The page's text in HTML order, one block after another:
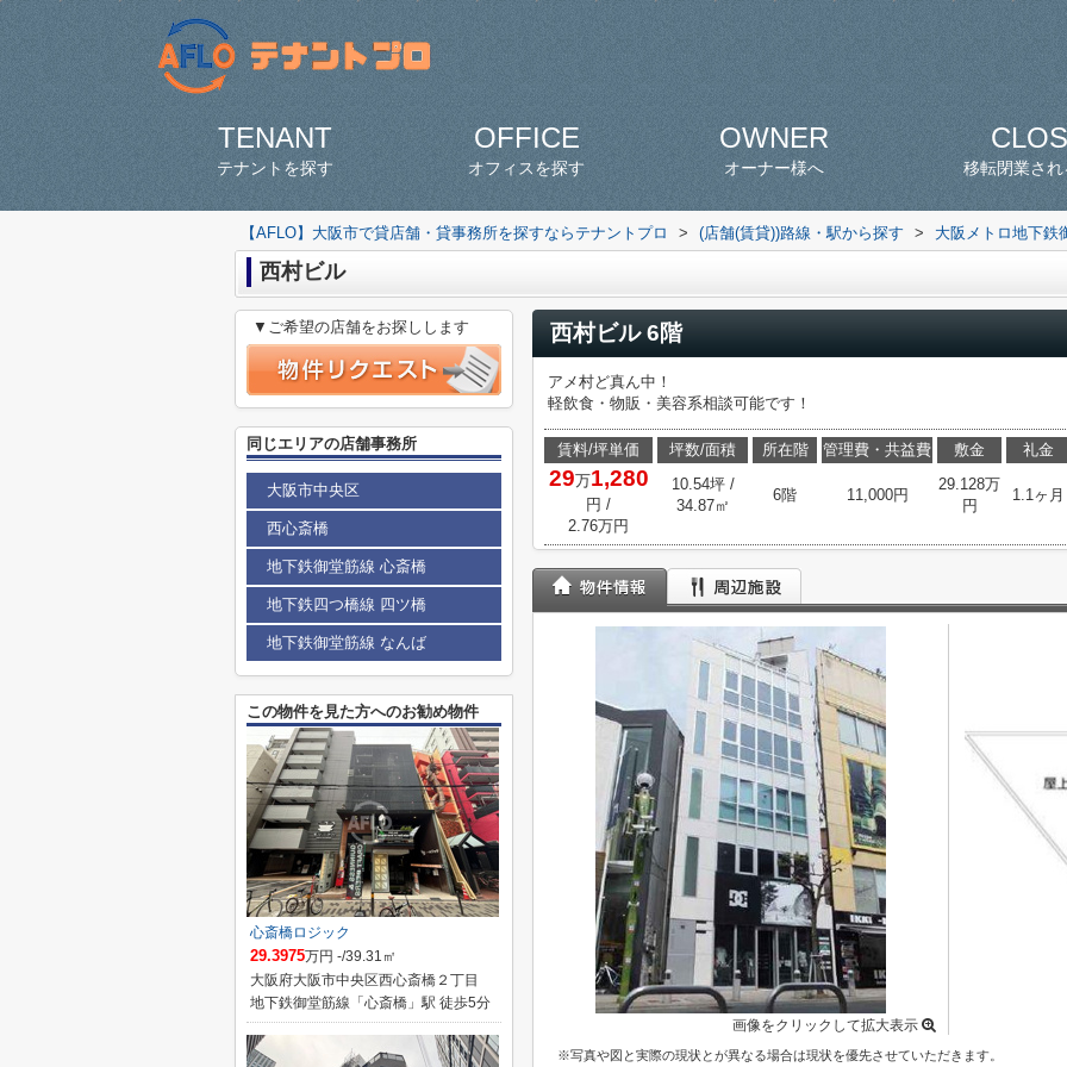
TENANT
テナントを探す
OFFICE
オフィスを探す
OWNER
オーナー様へ 移転閉業さ
【AFLO】大阪市で貸店舗・貸事務所を探すならテナントプロ > (店舗(賃貸))路線・駅から探す > 大阪メトロ地下鉄
西村ビル
西村ビル 6階
アメ村ど真ん中！
軽飲食・物販・美容系相談可能です！
賃料/坪単価
29万1,280
円 /
2.76万円
坪数/面積
10.54坪 /
34.87㎡
所在階
6階
管理費・共益費
11,000円
敷金
29.128万
円
礼金
1.1ヶ月
画像をクリックして拡大表示
※写真や図と実際の現状とが異なる場合は現状を優先させていただきます。
▼ご希望の店舗をお探しします
同じエリアの店舗事務所
大阪市中央区
西心斎橋
地下鉄御堂筋線 心斎橋
地下鉄四つ橋線 四ツ橋
地下鉄御堂筋線 なんば
この物件を見た方へのお勧め物件
心斎橋ロジック
29.3975万円 -/39.31㎡
大阪府大阪市中央区西心斎橋２丁目
地下鉄御堂筋線「心斎橋」駅 徒歩5分